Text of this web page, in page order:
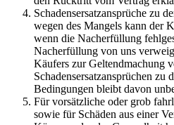
Schadensersatzansprüche zu
wegen des Mangels kann der
wenn die Nacherfüllung
Nacherfüllung von uns
Käufers zur Geltendmachung
Schadensersatzansprüchen zu
Bedingungen bleibt davon
Für vorsätzliche oder grob
sowie für Schäden aus einer